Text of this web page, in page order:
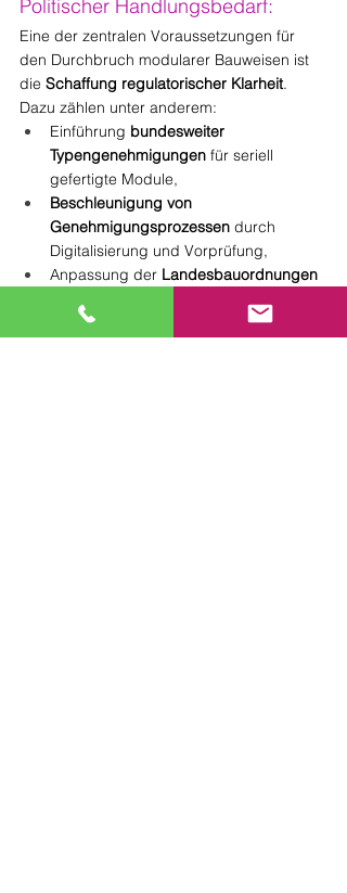
Politischer Handlungsbedarf:
Eine der zentralen Voraussetzungen für
den Durchbruch modularer Bauweisen ist
die Schaffung regulatorischer Klarheit.
Dazu zählen unter anderem:
Einführung bundesweiter
Typengenehmigungen für seriell
gefertigte Module,
Beschleunigung von
Genehmigungsprozessen durch
Digitalisierung und Vorprüfung,
Anpassung der Landesbauordnungen
Einbindung modularer Lösungen in